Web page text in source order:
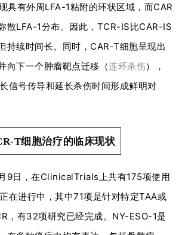
具有外周LFA-1粘附的环状区域，而CAR
散LFA-1分布。因此，TCR-IS比CAR-IS
持续时间长。同时，CAR-T细胞呈现出
向下一个肿瘤靶点迁移（连环杀伤），
信号传导和延长杀伤时间形成鲜明对
T细胞治疗的临床现状
9日，在ClinicalTrials上共有175项使用
在进行中，其中71项是针对特定TAA或
，有32项研究已经完成。 NY-ESO-1是